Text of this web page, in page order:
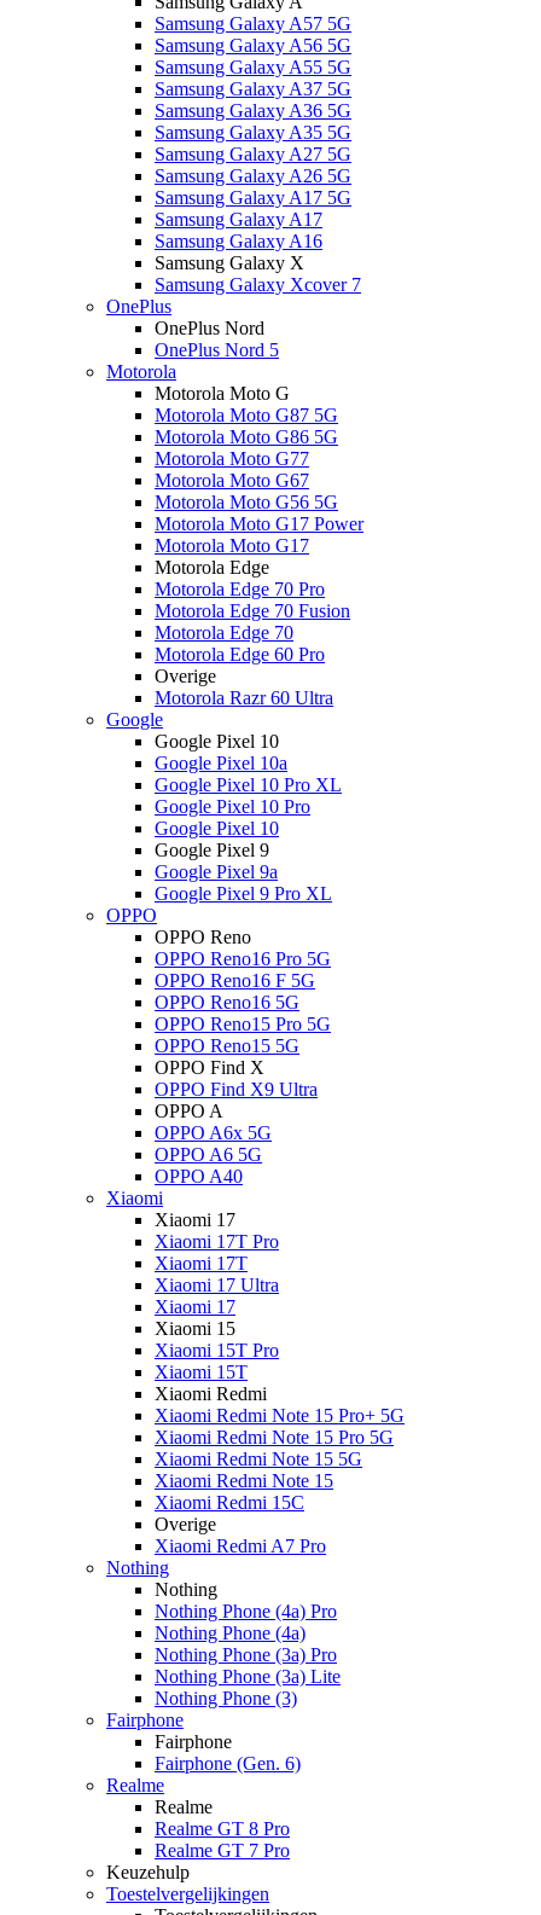
Samsung Galaxy A57 5G
Samsung Galaxy A56 5G
Samsung Galaxy A55 5G
Samsung Galaxy A37 5G
Samsung Galaxy A36 5G
Samsung Galaxy A35 5G
Samsung Galaxy A27 5G
Samsung Galaxy A26 5G
Samsung Galaxy A17 5G
Samsung Galaxy A17
Samsung Galaxy A16
Samsung Galaxy X
Samsung Galaxy Xcover 7
OnePlus
OnePlus Nord
OnePlus Nord 5
Motorola
Motorola Moto G
Motorola Moto G87 5G
Motorola Moto G86 5G
Motorola Moto G77
Motorola Moto G67
Motorola Moto G56 5G
Motorola Moto G17 Power
Motorola Moto G17
Motorola Edge
Motorola Edge 70 Pro
Motorola Edge 70 Fusion
Motorola Edge 70
Motorola Edge 60 Pro
Overige
Motorola Razr 60 Ultra
Google
Google Pixel 10
Google Pixel 10a
Google Pixel 10 Pro XL
Google Pixel 10 Pro
Google Pixel 10
Google Pixel 9
Google Pixel 9a
Google Pixel 9 Pro XL
OPPO
OPPO Reno
OPPO Reno16 Pro 5G
OPPO Reno16 F 5G
OPPO Reno16 5G
OPPO Reno15 Pro 5G
OPPO Reno15 5G
OPPO Find X
OPPO Find X9 Ultra
OPPO A
OPPO A6x 5G
OPPO A6 5G
OPPO A40
Xiaomi
Xiaomi 17
Xiaomi 17T Pro
Xiaomi 17T
Xiaomi 17 Ultra
Xiaomi 17
Xiaomi 15
Xiaomi 15T Pro
Xiaomi 15T
Xiaomi Redmi
Xiaomi Redmi Note 15 Pro+ 5G
Xiaomi Redmi Note 15 Pro 5G
Xiaomi Redmi Note 15 5G
Xiaomi Redmi Note 15
Xiaomi Redmi 15C
Overige
Xiaomi Redmi A7 Pro
Nothing
Nothing
Nothing Phone (4a) Pro
Nothing Phone (4a)
Nothing Phone (3a) Pro
Nothing Phone (3a) Lite
Nothing Phone (3)
Fairphone
Fairphone
Fairphone (Gen. 6)
Realme
Realme
Realme GT 8 Pro
Realme GT 7 Pro
Keuzehulp
Toestelvergelijkingen